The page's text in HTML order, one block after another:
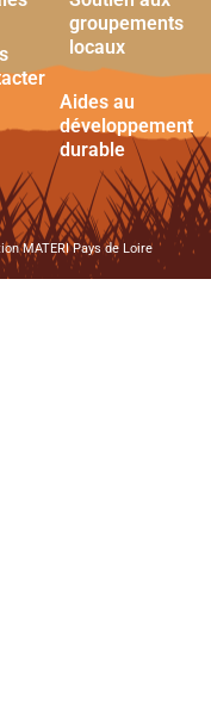
groupements
locaux
Aides au
développement
durable
MATERI Pays de Loire